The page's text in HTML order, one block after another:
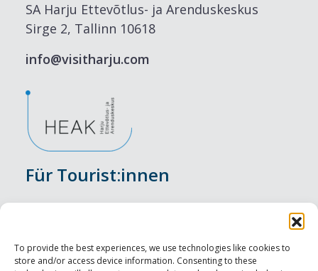
To provide the best experiences, we use technologies like cookies to
store and/or access device information. Consenting to these
SA Harju Ettevõtlus- ja Arenduskeskus
Sirge 2, Tallinn 10618
info@visitharju.com
Für Tourist:innen
Unterkunft